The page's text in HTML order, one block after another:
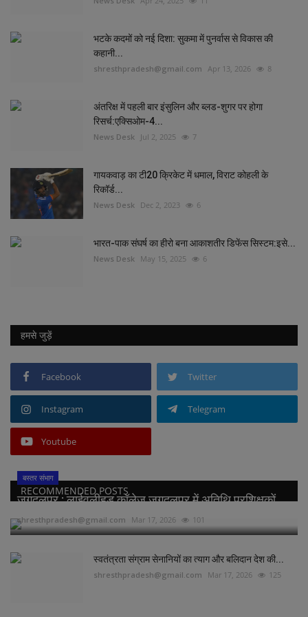
भटके कदमों को नई दिशा: सुकमा में पुनर्वास से विकास की
कहानी...
shresthpradesh@gmail.com Apr 13, 2026 8
अंतरिक्ष में पहली बार इंसुलिन और ब्लड-शुगर पर होगा
रिसर्च:एक्सिओम-4...
News Desk Jul 2, 2025 7
गायकवाड़ का टी20 क्रिकेट में धमाल, विराट कोहली के
रिकॉर्ड...
News Desk Dec 2, 2023 6
भारत-पाक संघर्ष का हीरो बना ​​​​​​​आकाशतीर डिफेंस सिस्टम:इसे...
News Desk May 15, 2025 6
हमसे जुड़ें
Facebook Twitter
Instagram Telegram
Youtube
RECOMMENDED POSTS
बस्तर संभाग
जगदलपुर : लाईवलीहुड कॉलेज जगदलपुर में अतिथि प्रशिक्षकों...
shresthpradesh@gmail.com Mar 17, 2026 101
स्वतंत्रता संग्राम सेनानियों का त्याग और बलिदान देश की...
shresthpradesh@gmail.com Mar 17, 2026 125